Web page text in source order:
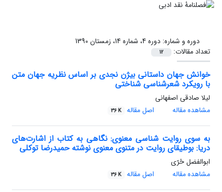
دوره و شماره:دوره 4، شماره 14، زمستان 1390
تعداد مقالات:
12
خوانش جهان داستانی بیژن نجدی بر اساس نظریه جهان متن
با رویکرد شعرشناسی شناختی
لیلا صادقی اصفهانی
مشاهده مقاله
اصل مقاله 36 K
به سوی روایت شناسی معنوی: نگاهی به کتاب از اشارت‌های
دریا: بوطیقای روایت در متنوی معنوی نوشته حمیدرضا توکلی
ابوالفضل حُرّی
مشاهده مقاله
اصل مقاله 36 K